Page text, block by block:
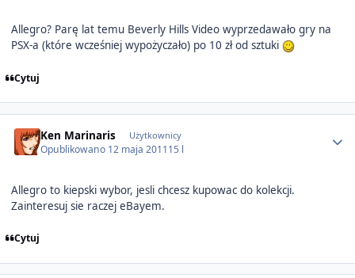
Allegro? Parę lat temu Beverly Hills Video wyprzedawało gry na
PSX-a (które wcześniej wypożyczało) po 10 zł od sztuki
Cytuj
Ken Marinaris Użytkownicy
Opublikowano 12 maja 201115 l
Allegro to kiepski wybor, jesli chcesz kupowac do kolekcji.
Zainteresuj sie raczej eBayem.
Cytuj